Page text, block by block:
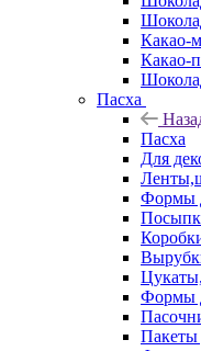
Какао-
Какао-
Пасха
Пасха
Для
Формы
Формы
Пакеты